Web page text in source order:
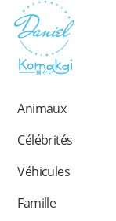
Animaux
Célébrités
Véhicules
Famille